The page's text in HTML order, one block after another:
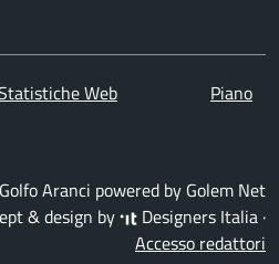
Web
Piano
Aranci powered by Golem Net
& design by Designers Italia ·
Accesso redattori